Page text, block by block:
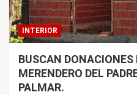
INTERIOR
BUSCAN DONACIONES
MERENDERO DEL
PALMAR.